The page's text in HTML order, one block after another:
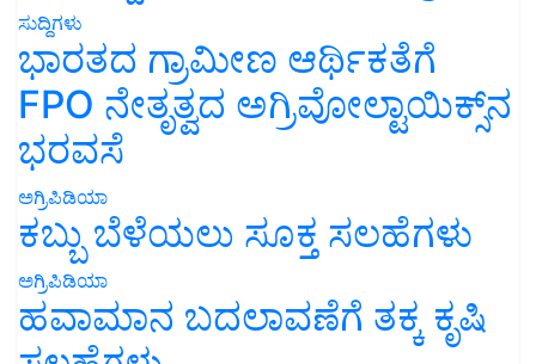
ಸುದ್ದಿಗಳು
ಭಾರತದ ಗ್ರಾಮೀಣ ಆರ್ಥಿಕತೆಗೆ
FPO ನೇತೃತ್ವದ ಅಗ್ರಿವೋಲ್ಟಾಯಿಕ್ಸ್‌ನ
ಭರವಸೆ
ಅಗ್ರಿಪಿಡಿಯಾ
ಕಬ್ಬು ಬೆಳೆಯಲು ಸೂಕ್ತ ಸಲಹೆಗಳು
ಅಗ್ರಿಪಿಡಿಯಾ
ಹವಾಮಾನ ಬದಲಾವಣೆಗೆ ತಕ್ಕ ಕೃಷಿ